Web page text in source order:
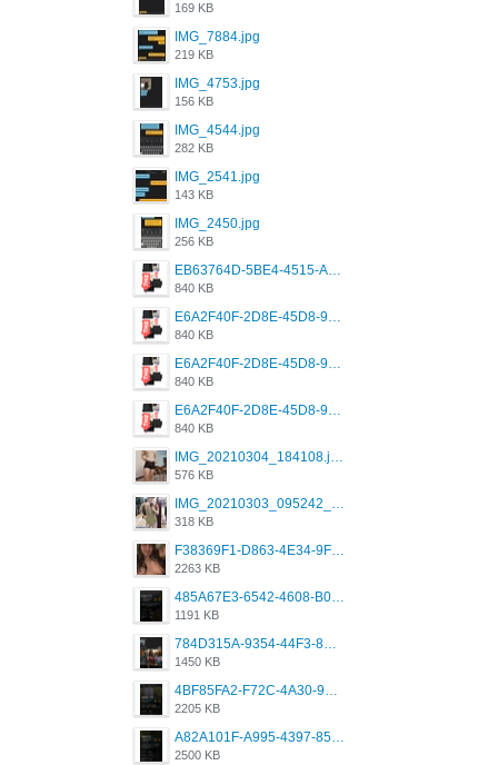
169 KB
IMG_7884.jpg
219 KB
IMG_4753.jpg
156 KB
IMG_4544.jpg
282 KB
IMG_2541.jpg
143 KB
IMG_2450.jpg
256 KB
EB63764D-5BE4-4515-AE2D-C12D6462FA6E.jpeg
840 KB
E6A2F40F-2D8E-45D8-9173-4E0A49DB0C32.jpeg
840 KB
E6A2F40F-2D8E-45D8-9173-4E0A49DB0C32.jpeg
840 KB
E6A2F40F-2D8E-45D8-9173-4E0A49DB0C32.jpeg
840 KB
IMG_20210304_184108.jpg
576 KB
IMG_20210303_095242_330.jpg
318 KB
F38369F1-D863-4E34-9F3A-A5E6EFE4ACF1.jpeg
2263 KB
485A67E3-6542-4608-B01F-4376EE148F7C.png
1191 KB
784D315A-9354-44F3-8CBF-4F5A2119BE00.png
1450 KB
4BF85FA2-F72C-4A30-99F1-443614A985FC.png
2205 KB
A82A101F-A995-4397-8534-7EB8F89DCCB6.png
2500 KB